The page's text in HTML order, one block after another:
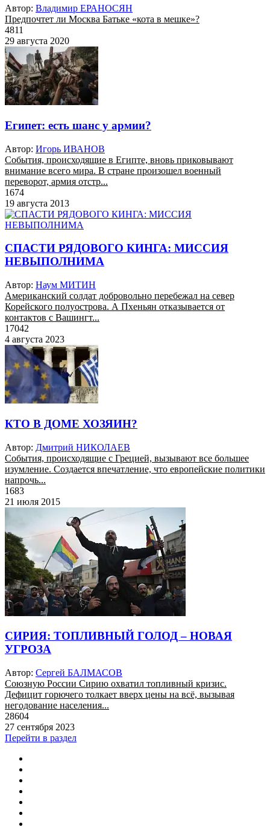
Автор: Владимир ЕРАНОСЯН
Предпочтет ли Москва Батьке «кота в мешке»?
4811
29 августа 2020
Египет: есть шанс у армии?
Автор: Игорь ИВАНОВ
События, происходящие в Египте, вновь приковывают
внимание всего мира. В стране произошел военный
переворот, армия отстр...
1674
19 августа 2013
СПАСТИ РЯДОВОГО КИНГА: МИССИЯ
НЕВЫПОЛНИМА
Автор: Наум МИТИН
Американский солдат добровольно перебежал на север
Корейского полуострова. А Пхеньян отказывается от
контактов с Вашингт...
17042
4 августа 2023
КТО В ДОМЕ ХОЗЯИН?
Автор: Дмитрий НИКОЛАЕВ
События, происходящие с Грецией, вызывают все большее
изумление. Создается впечатление, что европейские политики
напрочь...
1683
21 июля 2015
СИРИЯ: ТОПЛИВНЫЙ ГОЛОД – НОВАЯ
УГРОЗА
Автор: Сергей БАЛМАСОВ
Союзную России Сирию охватил топливный кризис.
Дефицит горючего толкает вверх цены на всё, вызывая
негодование населения...
28604
27 сентября 2023
Перейти в раздел